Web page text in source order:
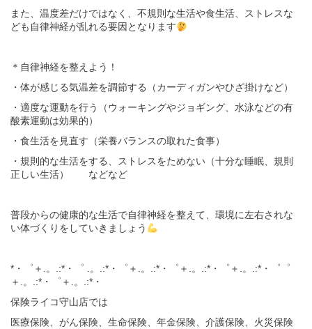
また、温度差だけではなく、不規則な生活や食生活、ストレスな
ども自律神経が乱れる要因となります
＊自律神経を整えよう！
・体が感じる気温差を調節する（カーディガンやひざ掛けなど）
・適度な運動を行う（ウォーキングやジョギング、水泳などの有
酸素運動は効果的）
・食生活を見直す（栄養バランスの取れた食事）
・規則的な生活をする、ストレスをためない（十分な睡眠、規則
正しい生活） などなど
普段からの健康的な生活で自律神経を整えて、環境に左右されな
い体づくりをしていきましょう
*・゜＋.。.:*・゜ .。.:*・゜＋.。.:*・゜＋.。.:*・゜＋.。.:*・゜゜
＋.。.:*・゜＋.。.:*・
保険ライコ守山店では
医療保険、がん保険、生命保険、年金保険、介護保険、火災保険